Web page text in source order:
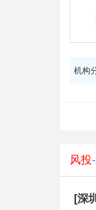
机构
风投
[深